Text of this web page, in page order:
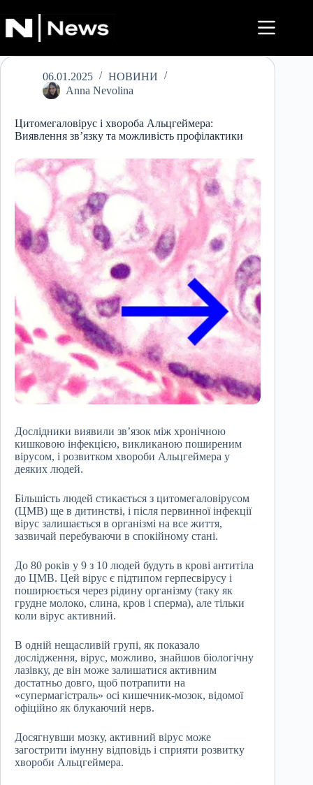
до
вмісту
06.01.2025
НОВИНИ
Anna Nevolina
Цитомегаловірус і хвороба Альцгеймера:
Виявлення зв’язку та можливість профілактики
Дослідники виявили зв’язок між хронічною
кишковою інфекцією, викликаною поширеним
вірусом, і розвитком хвороби Альцгеймера у
деяких людей.
Більшість людей стикається з цитомегаловірусом
(ЦМВ) ще в дитинстві, і після первинної інфекції
вірус залишається в організмі на все життя,
зазвичай перебуваючи в спокійному стані.
До 80 років у 9 з 10 людей будуть в крові антитіла
до ЦМВ. Цей вірус є підтипом герпесвірусу і
поширюється через рідину організму (таку як
грудне молоко, слина, кров і сперма), але тільки
коли вірус активний.
В одній нещасливій групі, як показало
дослідження, вірус, можливо, знайшов біологічну
лазівку, де він може залишатися активним
достатньо довго, щоб потрапити на
«супермагiстраль» осі кишечник-мозок, відомої
офіційно як блукаючий нерв.
Досягнувши мозку, активний вірус може
загострити імунну відповідь і сприяти розвитку
хвороби Альцгеймера.